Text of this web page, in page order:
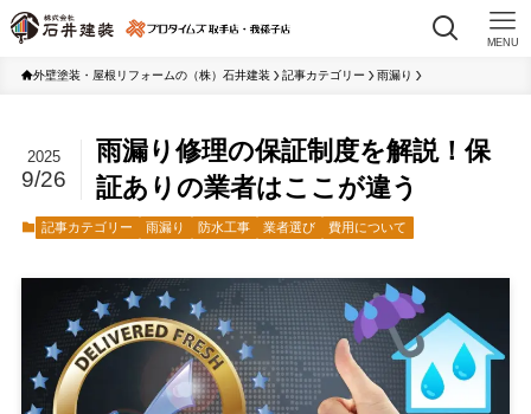
MENU
外壁塗装・屋根リフォームの（株）石井建装 記事カテゴリー 雨漏り
雨漏り修理の保証制度を解説！保
証ありの業者はここが違う
2025
9/26
記事カテゴリー 雨漏り 防水工事 業者選び 費用について